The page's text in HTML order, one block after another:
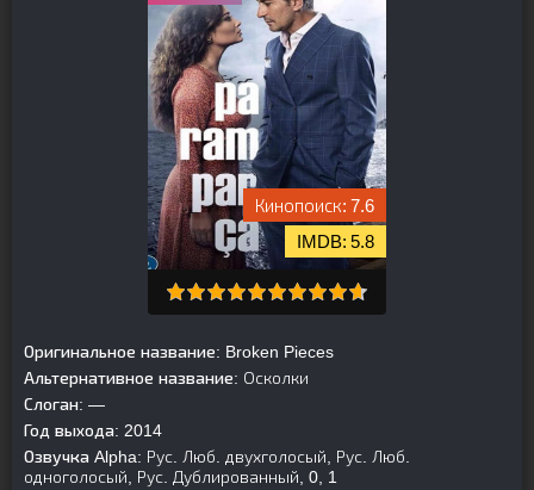
7.6
5.8
Оригинальное название: Broken Pieces
Альтернативное название: Осколки
Слоган: —
Год выхода: 2014
Озвучка Alpha: Рус. Люб. двухголосый, Рус. Люб.
одноголосый, Рус. Дублированный, 0, 1